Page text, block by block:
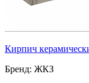
Кирпич
Бренд: ЖКЗ